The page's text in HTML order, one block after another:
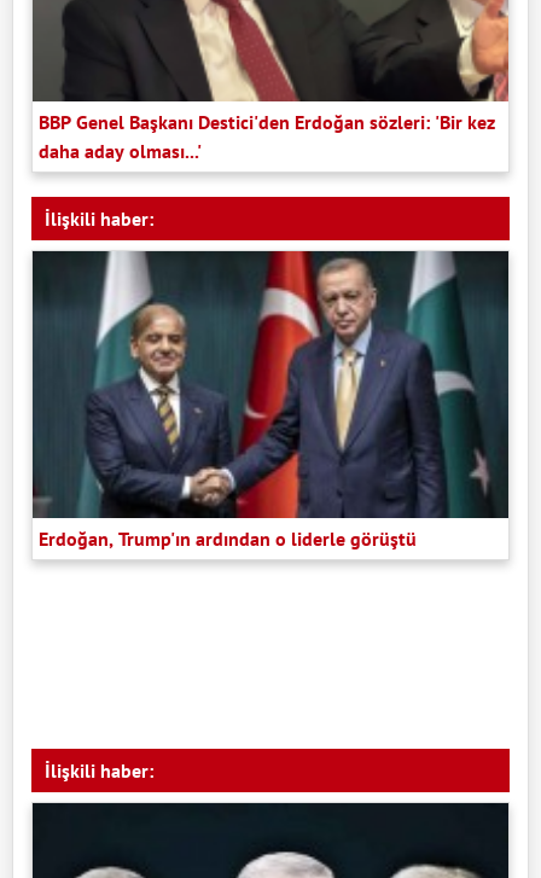
BBP Genel Başkanı Destici'den Erdoğan sözleri: 'Bir kez
daha aday olması...'
İlişkili haber:
Erdoğan, Trump'ın ardından o liderle görüştü
İlişkili haber: